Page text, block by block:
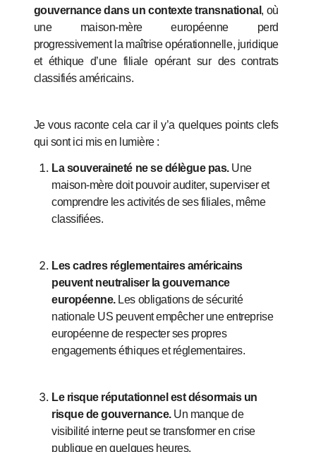
gouvernance dans un contexte transnational , où
une maison‑mère européenne perd
progressivement la maîtrise opérationnelle, juridique
et éthique d’une filiale opérant sur des contrats
classifiés américains.
Je vous raconte cela car il y’a quelques points clefs
qui sont ici mis en lumière :
La souveraineté ne se délègue pas. Une
maison‑mère doit pouvoir auditer, superviser et
comprendre les activités de ses filiales, même
classifiées.
Les cadres réglementaires américains
peuvent neutraliser la gouvernance
européenne.Les obligations de sécurité
nationale US peuvent empêcher une entreprise
européenne de respecter ses propres
engagements éthiques et réglementaires.
Le risque réputationnel est désormais un
risque de gouvernance.Un manque de
visibilité interne peut se transformer en crise
publique en quelques heures.